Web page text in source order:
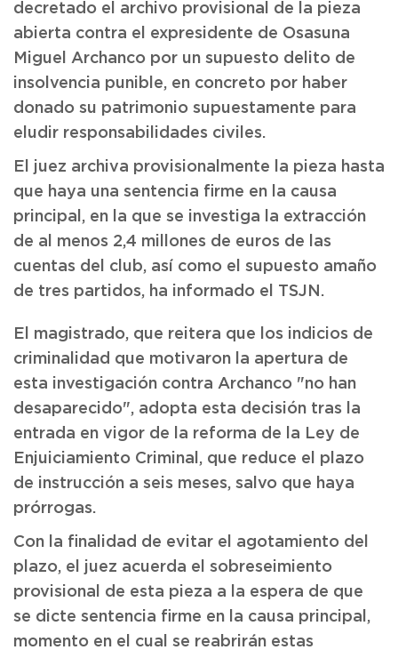
decretado el archivo provisional de la pieza
abierta contra el expresidente de Osasuna
Miguel Archanco por un supuesto delito de
insolvencia punible, en concreto por haber
donado su patrimonio supuestamente para
eludir responsabilidades civiles.
El juez archiva provisionalmente la pieza hasta
que haya una sentencia firme en la causa
principal, en la que se investiga la extracción
de al menos 2,4 millones de euros de las
cuentas del club, así como el supuesto amaño
de tres partidos, ha informado el TSJN.
El magistrado, que reitera que los indicios de
criminalidad que motivaron la apertura de
esta investigación contra Archanco "no han
desaparecido", adopta esta decisión tras la
entrada en vigor de la reforma de la Ley de
Enjuiciamiento Criminal, que reduce el plazo
de instrucción a seis meses, salvo que haya
prórrogas.
Con la finalidad de evitar el agotamiento del
plazo, el juez acuerda el sobreseimiento
provisional de esta pieza a la espera de que
se dicte sentencia firme en la causa principal,
momento en el cual se reabrirán estas